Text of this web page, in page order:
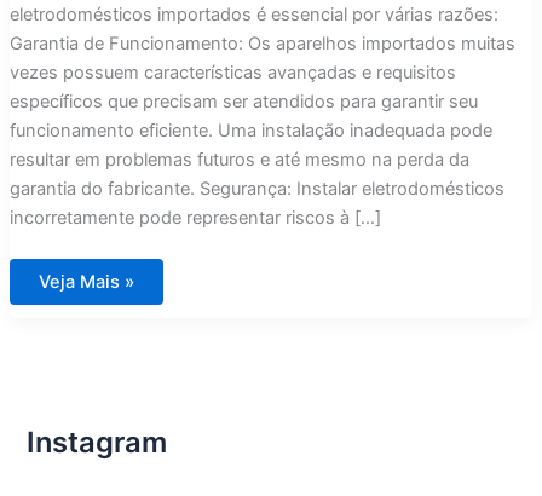
eletrodomésticos importados é essencial por várias razões:
Garantia de Funcionamento: Os aparelhos importados muitas
vezes possuem características avançadas e requisitos
específicos que precisam ser atendidos para garantir seu
funcionamento eficiente. Uma instalação inadequada pode
resultar em problemas futuros e até mesmo na perda da
garantia do fabricante. Segurança: Instalar eletrodomésticos
incorretamente pode representar riscos à […]
Instalação
Veja Mais »
Instagram